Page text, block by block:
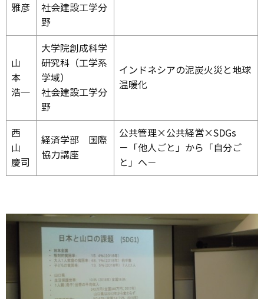
雅彦
社会建設工学分
野
山
本
浩一
大学院創成科学
研究科（工学系
学域）
社会建設工学分
野
インドネシアの泥炭火災と地球
温暖化
西
山
慶司
経済学部 国際
協力講座
公共管理×公共経営×SDGs
－「他人ごと」から「自分ご
と」へ－